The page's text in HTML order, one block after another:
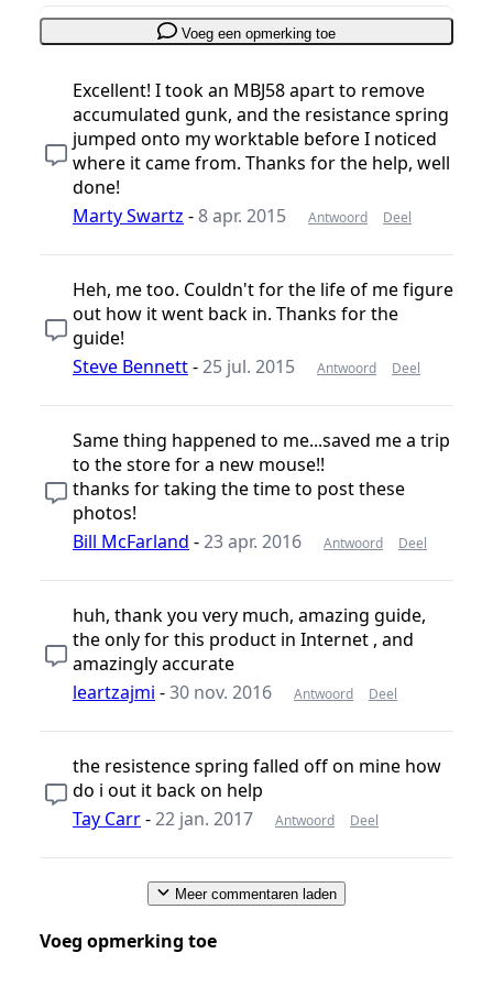
Voeg een opmerking toe
Excellent! I took an MBJ58 apart to remove
accumulated gunk, and the resistance spring
jumped onto my worktable before I noticed
where it came from. Thanks for the help, well
done!
Marty Swartz -8 apr. 2015 Antwoord Deel
Heh, me too. Couldn't for the life of me figure
out how it went back in. Thanks for the
guide!
Steve Bennett-25 jul. 2015 Antwoord Deel
Same thing happened to me...saved me a trip
to the store for a new mouse!!
thanks for taking the time to post these
photos!
Bill McFarland -23 apr. 2016 Antwoord Deel
huh, thank you very much, amazing guide,
the only for this product in Internet , and
amazingly accurate
leartzajmi -30 nov. 2016 Antwoord Deel
the resistence spring falled off on mine how
do i out it back on help
Tay Carr-22 jan. 2017 Antwoord Deel
Meer commentaren laden
Voeg opmerking toe